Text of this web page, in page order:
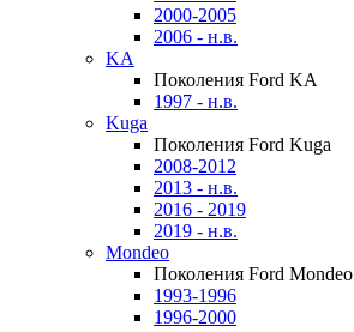
2000-2005
2006 - н.в.
KA
Поколения Ford KA
1997 - н.в.
Kuga
Поколения Ford Kuga
2008-2012
2013 - н.в.
2016 - 2019
2019 - н.в.
Mondeo
Поколения Ford Mondeo
1993-1996
1996-2000